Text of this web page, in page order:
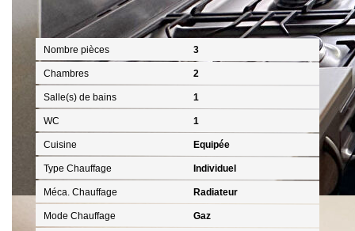
Intérieur
Nombre pièces 3
Chambres 2
Salle(s) de bains 1
WC 1
Cuisine Equipée
Type Chauffage Individuel
Méca. Chauffage Radiateur
Mode Chauffage Gaz